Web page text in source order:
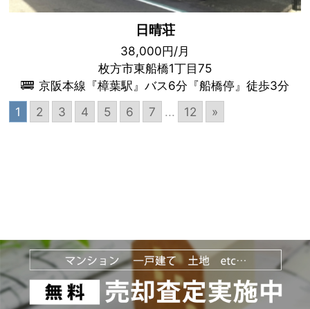
日晴荘
38,000円/月
枚方市東船橋1丁目75
京阪本線『樟葉駅』バス6分『船橋停』徒歩3分
1
2 3 4 5 6 7 ... 12 »